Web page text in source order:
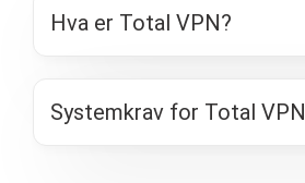
Hva er Total VPN?
Systemkrav for Total VPN